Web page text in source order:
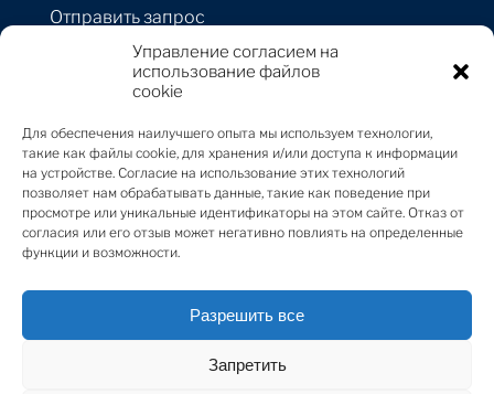
Управление согласием на
использование файлов
cookie
Для обеспечения наилучшего опыта мы используем технологии,
такие как файлы cookie, для хранения и/или доступа к информации
на устройстве. Согласие на использование этих технологий
позволяет нам обрабатывать данные, такие как поведение при
просмотре или уникальные идентификаторы на этом сайте. Отказ от
согласия или его отзыв может негативно повлиять на определенные
функции и возможности.
Разрешить все
Запретить
Отправить запрос
Предложить
недвижимость
Контакты
ул. Стрелниеку 1А-1,
Рига, LV-1010, Латвия
+371 67 224 645